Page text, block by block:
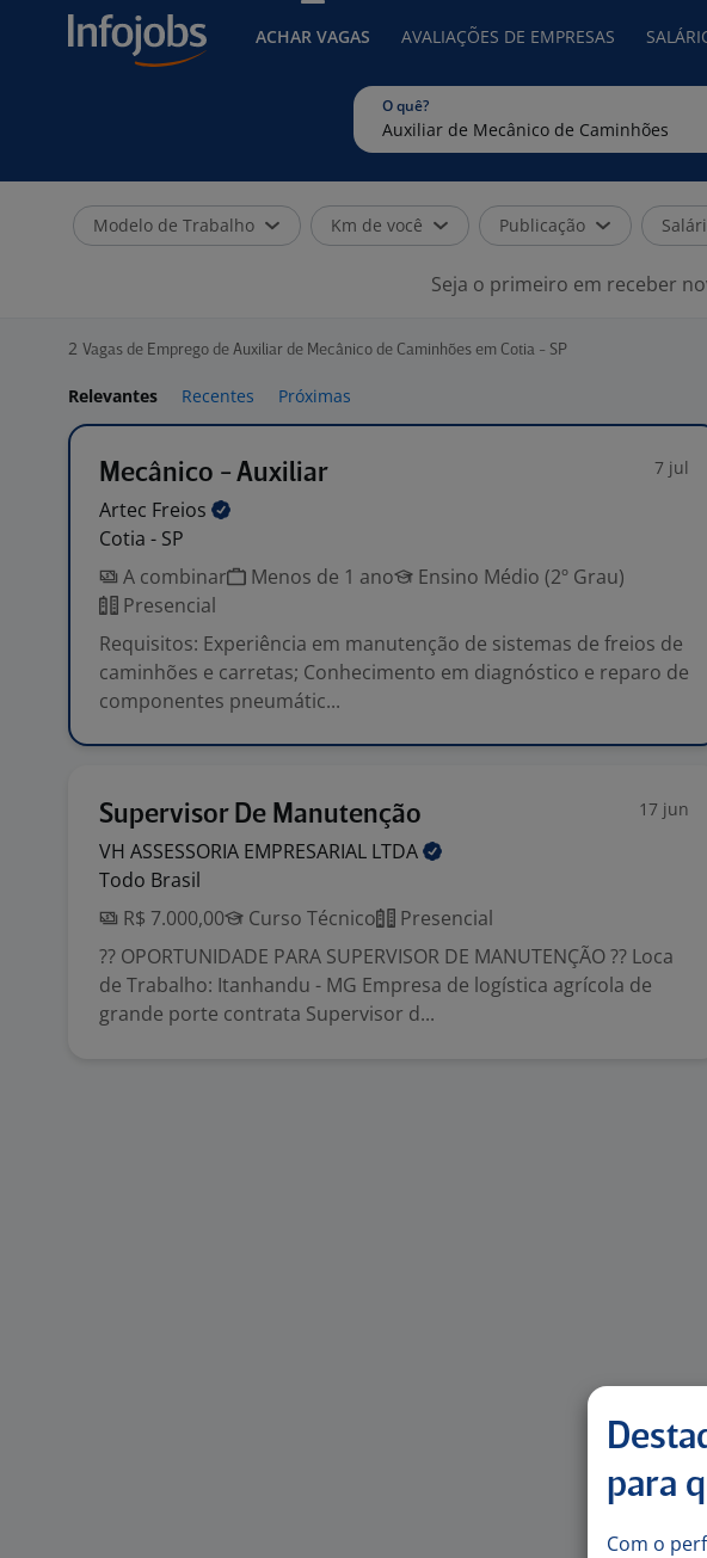
ACHAR VAGAS AVALIAÇÕES DE EMPRESAS
O quê?
Modelo de Trabalho Km de você Publicação
Seja o primeiro em receber
2 Vagas de Emprego de Auxiliar de Mecânico de Caminhões em Cotia - SP
Relevantes Recentes Próximas
Mecânico - Auxiliar 7 jul
Artec Freios
Cotia - SP
A combinar
Menos de 1 ano
Ensino Médio (2º Grau)
Presencial
Requisitos: Experiência em manutenção de sistemas de freios de
caminhões e carretas; Conhecimento em diagnóstico e reparo de
componentes pneumátic...
Supervisor De Manutenção 17 jun
VH ASSESSORIA EMPRESARIAL LTDA
Todo Brasil
R$ 7.000,00
Curso Técnico
Presencial
?? OPORTUNIDADE PARA SUPERVISOR DE MANUTENÇÃO ?? Loca
de Trabalho: Itanhandu - MG Empresa de logística agrícola de
grande porte contrata Supervisor d...
para
Com o